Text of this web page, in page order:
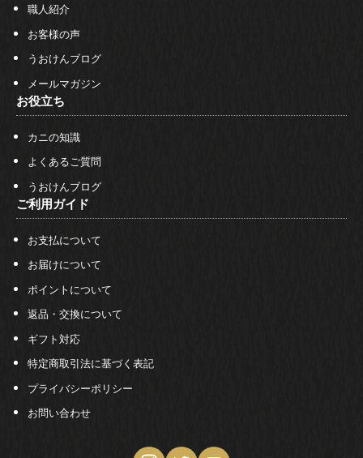
職人紹介
お客様の声
うおけんブログ
メールマガジン
お役立ち
カニの知識
よくあるご質問
うおけんブログ
ご利用ガイド
お支払について
お届けについて
ポイントについて
返品・交換について
ギフト対応
特定商取引法に基づく表記
プライバシーポリシー
お問い合わせ